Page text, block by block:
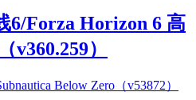
6/Forza Horizon 6 高
v360.259）